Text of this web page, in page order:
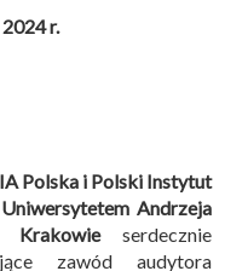
r.
Polska i Polski Instytut
Uniwersytetem Andrzeja
Krakowieserdecznie
zawód audytora